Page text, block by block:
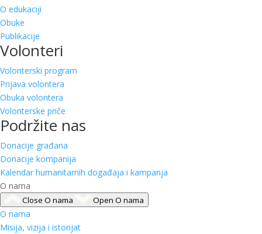
O edukaciji
Obuke
Publikacije
Volonteri
Volonterski program
Prijava volontera
Obuka volontera
Volonterske priče
Podržite nas
Donacije građana
Donacije kompanija
Kalendar humanitarnih događaja i kampanja
O nama
Close O nama Open O nama
O nama
Misija, vizija i istorijat